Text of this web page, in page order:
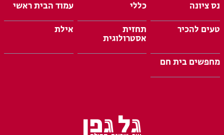
נס ציונה
כללי
עמוד הבית ראשי
טעים להכיר
תחזית
אסטרולוגית
אילת
מחפשים בית חם